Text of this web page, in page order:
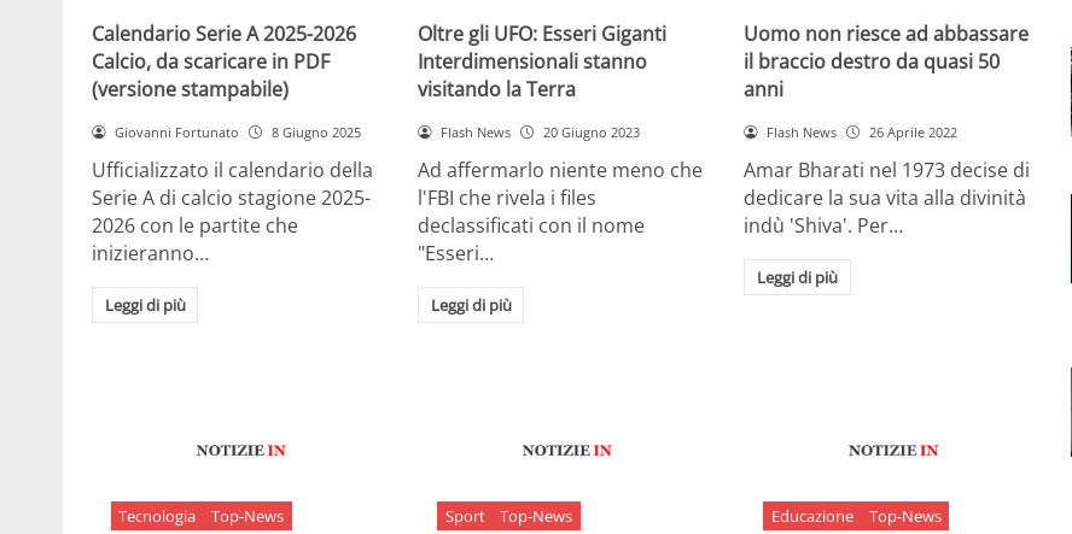
Calendario Serie A 2025-2026
Calcio, da scaricare in PDF
(versione stampabile)
Giovanni Fortunato 8 Giugno 2025
Ufficializzato il calendario della
Serie A di calcio stagione 2025-
2026 con le partite che
inizieranno…
Leggi di più
Oltre gli UFO: Esseri Giganti
Interdimensionali stanno
visitando la Terra
Flash News 20 Giugno 2023
Ad affermarlo niente meno che
l'FBI che rivela i files
declassificati con il nome
"Esseri…
Leggi di più
Uomo non riesce ad abbassare
il braccio destro da quasi 50
anni
Flash News 26 Aprile 2022
Amar Bharati nel 1973 decise di
dedicare la sua vita alla divinità
indù 'Shiva'. Per…
Leggi di più
Tecnologia Top-News Sport Top-News Educazione Top-News